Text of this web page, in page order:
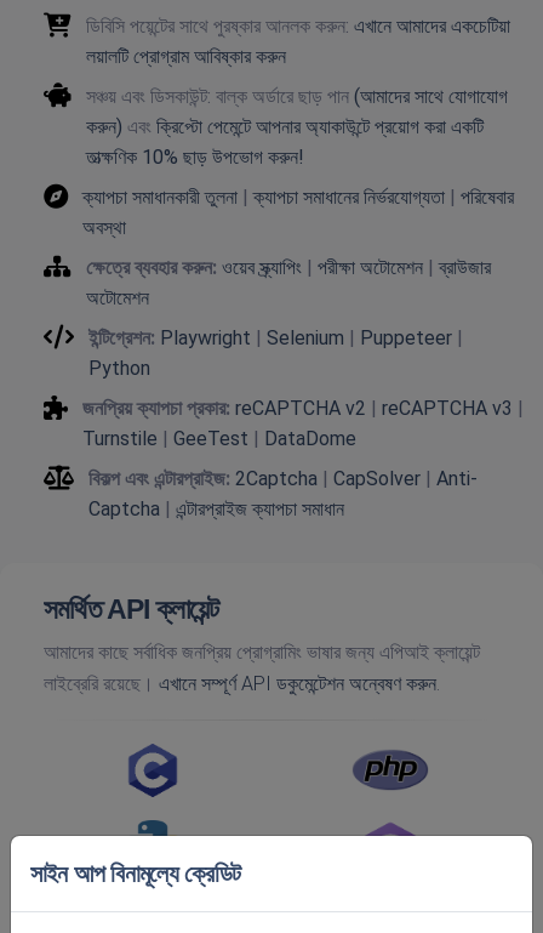
ডিবিসি পয়েন্টের সাথে পুরষ্কার আনলক করুন: এখানে আমাদের একচেটিয়া
লয়ালটি প্রোগ্রাম আবিষ্কার করুন
সঞ্চয় এবং ডিসকাউন্ট: বাল্ক অর্ডারে ছাড় পান (আমাদের সাথে যোগাযোগ
করুন) এবং ক্রিপ্টো পেমেন্টে আপনার অ্যাকাউন্টে প্রয়োগ করা একটি
তাত্ক্ষণিক 10% ছাড় উপভোগ করুন!
ক্যাপচা সমাধানকারী তুলনা |ক্যাপচা সমাধানের নির্ভরযোগ্যতা | পরিষেবার
অবস্থা
ক্ষেত্রে ব্যবহার করুন: ওয়েব স্ক্র্যাপিং | পরীক্ষা অটোমেশন |ব্রাউজার
অটোমেশন
ইন্টিগ্রেশন: Playwright | Selenium | Puppeteer |
Python
জনপ্রিয় ক্যাপচা প্রকার: reCAPTCHA v2 | reCAPTCHA v3 |
Turnstile | GeeTest | DataDome
বিকল্প এবং এন্টারপ্রাইজ: 2Captcha | CapSolver | Anti-
Captcha | এন্টারপ্রাইজ ক্যাপচা সমাধান
সমর্থিত API ক্লায়েন্ট
আমাদের কাছে সর্বাধিক জনপ্রিয় প্রোগ্রামিং ভাষার জন্য এপিআই ক্লায়েন্ট
লাইব্রেরি রয়েছে। এখানে সম্পূর্ণ API ডকুমেন্টেশন অন্বেষণ করুন.
সাইন আপ বিনামূল্যে ক্রেডিট